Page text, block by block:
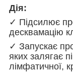
Дія:
✓ Підсилює
десквамацію
✓ Запускає
яких залягає
лімфатичної,